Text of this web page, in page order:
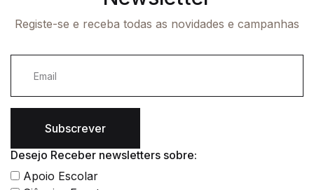
Registe-se e receba todas as novidades e campanhas
Subscrever
Desejo Receber newsletters sobre:
Apoio Escolar